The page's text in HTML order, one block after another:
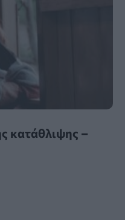
κατάθλιψης –